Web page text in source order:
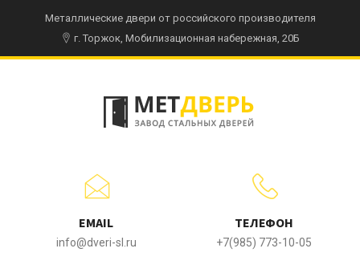
Металлические двери от российского производителя
г. Торжок, Мобилизационная набережная, 20Б
EMAIL
info@dveri-sl.ru
ТЕЛЕФОН
+7(985) 773-10-05